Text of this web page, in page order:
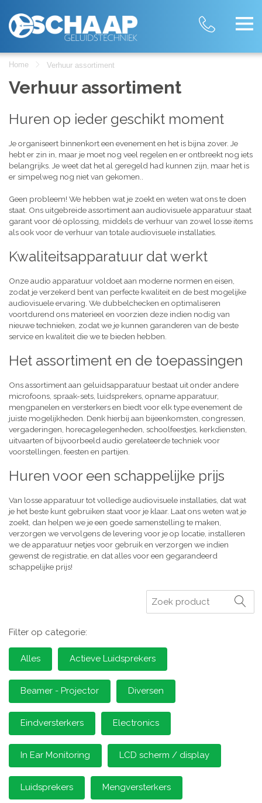
Home Verhuur assortiment
Verhuur assortiment
Huren op ieder geschikt moment
Je organiseert binnenkort een evenement en het is bijna zover. Je
hebt er zin in, maar je moet nog veel regelen en er ontbreekt nog iets
belangrijks. Je weet dat het al geregeld had kunnen zijn, maar het is
er simpelweg nog niet van gekomen..
Geen probleem! We hebben wat je zoekt en weten wat ons te doen
staat. Ons uitgebreide assortiment aan audiovisuele apparatuur staat
garant voor dé oplossing, middels de verhuur van zowel losse items
als ook voor de verhuur van totale audiovisuele installaties.
Kwaliteitsapparatuur dat werkt
Onze audio apparatuur voldoet aan moderne normen en eisen,
zodat je verzekerd bent van perfecte kwaliteit en de best mogelijke
audiovisuele ervaring. We dubbelchecken en optimaliseren
voortdurend ons materieel en voorzien deze indien nodig van
nieuwe technieken, zodat we je kunnen garanderen van de beste
service en kwaliteit die we te bieden hebben.
Het assortiment en de toepassingen
Ons assortiment aan geluidsapparatuur bestaat uit onder andere
microfoons, spraak-sets, luidsprekers, opname apparatuur,
mengpanelen en versterkers en biedt voor elk type evenement de
juiste mogelijkheden. Denk hierbij aan bijeenkomsten, congressen,
vergaderingen, horecagelegenheden, schoolfeestjes, kerkdiensten,
uitvaarten of bijvoorbeeld audio gerelateerde techniek voor
voorstellingen, feesten en partijen.
Huren voor een schappelijke prijs
Van losse apparatuur tot volledige audiovisuele installaties, dat wat
je het beste kunt gebruiken staat voor je klaar. Laat ons weten wat je
zoekt, dan helpen we je een goede samenstelling te maken,
verzorgen we vervolgens de levering voor je op locatie, installeren
we de apparatuur netjes voor gebruik en verzorgen we indien
gewenst de registratie, en dat alles voor een gegarandeerd
schappelijke prijs!
Zoeken
Filter op categorie:
Alles Actieve Luidsprekers
Beamer - Projector Diversen
Eindversterkers Electronics
In Ear Monitoring LCD scherm / display
Luidsprekers Mengversterkers